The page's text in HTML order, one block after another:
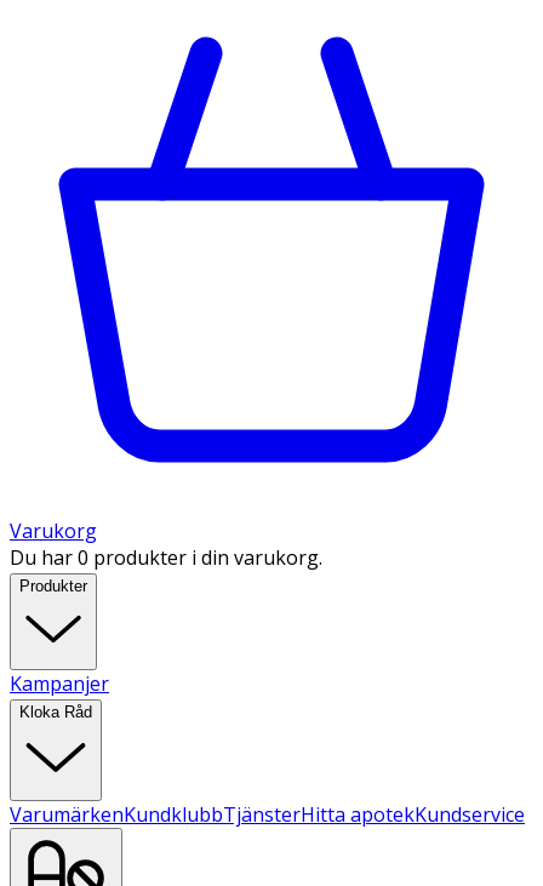
Varukorg
Du har 0 produkter i din varukorg.
Produkter
Kampanjer
Kloka Råd
VarumärkenKundklubbTjänsterHitta apotekKundservice